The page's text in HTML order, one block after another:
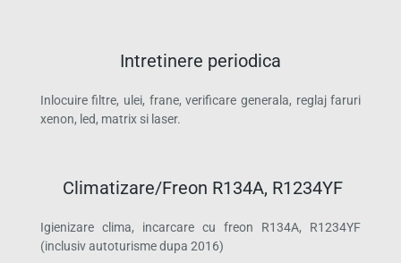
Intretinere periodica
Inlocuire filtre, ulei, frane, verificare generala, reglaj faruri
xenon, led, matrix si laser.
Climatizare/Freon R134A, R1234YF
Igienizare clima, incarcare cu freon R134A, R1234YF
(inclusiv autoturisme dupa 2016)